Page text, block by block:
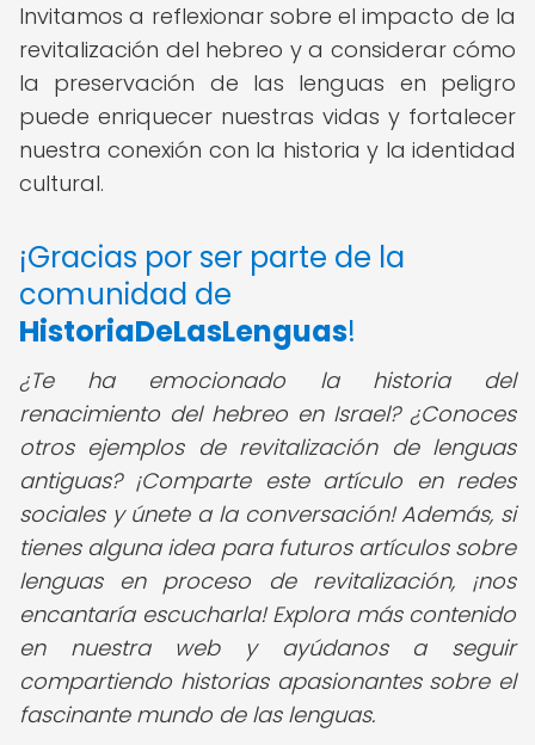
Invitamos a reflexionar sobre el impacto de la
revitalización del hebreo y a considerar cómo
la preservación de las lenguas en peligro
puede enriquecer nuestras vidas y fortalecer
nuestra conexión con la historia y la identidad
cultural.
¡Gracias por ser parte de la
comunidad de
HistoriaDeLasLenguas!
¿Te ha emocionado la historia del
renacimiento del hebreo en Israel? ¿Conoces
otros ejemplos de revitalización de lenguas
antiguas? ¡Comparte este artículo en redes
sociales y únete a la conversación! Además, si
tienes alguna idea para futuros artículos sobre
lenguas en proceso de revitalización, ¡nos
encantaría escucharla! Explora más contenido
en nuestra web y ayúdanos a seguir
compartiendo historias apasionantes sobre el
fascinante mundo de las lenguas.